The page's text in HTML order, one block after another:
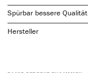
Spürbar bessere Qualität
Hersteller